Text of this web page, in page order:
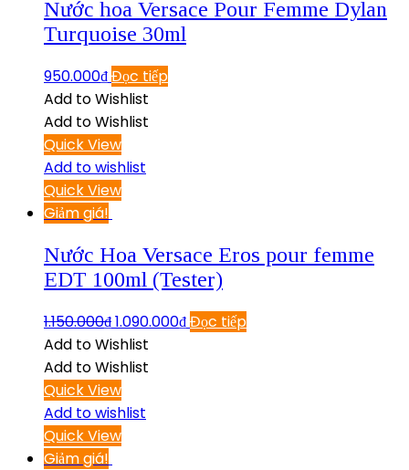
Nước hoa Versace Pour Femme Dylan
Turquoise 30ml
950.000₫Đọc tiếp
Add to Wishlist
Add to Wishlist
Quick View
Add to wishlist
Quick View
Giảm giá!
Nước Hoa Versace Eros pour femme
EDT 100ml (Tester)
1.150.000₫1.090.000₫Đọc tiếp
Add to Wishlist
Add to Wishlist
Quick View
Add to wishlist
Quick View
Giảm giá!